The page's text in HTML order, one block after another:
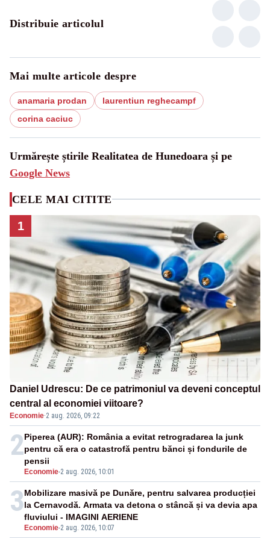
Distribuie articolul
Mai multe articole despre
anamaria prodan
laurentiun reghecampf
corina caciuc
Urmărește știrile Realitatea de Hunedoara și pe
Google News
CELE MAI CITITE
1
Daniel Udrescu: De ce patrimoniul va deveni conceptul
central al economiei viitoare?
Economie·2 aug. 2026, 09:22
2
Economie-2 aug. 2026, 10:01
Piperea (AUR): România a evitat retrogradarea la junk
pentru că era o catastrofă pentru bănci și fondurile de
pensii
3
Economie-2 aug. 2026, 10:07
Mobilizare masivă pe Dunăre, pentru salvarea producției
la Cernavodă. Armata va detona o stâncă și va devia apa
fluviului - IMAGINI AERIENE